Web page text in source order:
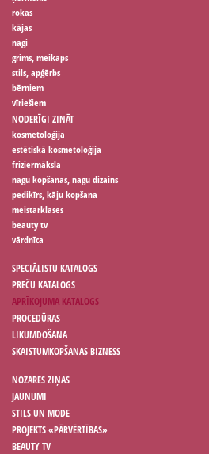
rokas
kājas
nagi
grims, meikaps
stils, apģērbs
bērniem
vīriešiem
NODERĪGI ZINĀT
kosmetoloģija
estētiskā kosmetoloģija
friziermāksla
nagu kopšanas, nagu dizains
pedikīrs, kāju kopšana
meistarklases
beauty tv
vārdnīca
SPECIĀLISTU KATALOGS
PREČU KATALOGS
APRĪKOJUMA KATALOGS
PROCEDŪRAS
LIKUMDOŠANA
SKAISTUMKOPŠANAS BIZNESS
NOZARES ZIŅAS
JAUNUMI
STILS UN MODE
PROJEKTS «PĀRVĒRTĪBAS»
BEAUTY TV